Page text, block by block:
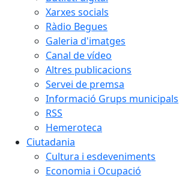
Xarxes socials
Ràdio Begues
Galeria d'imatges
Canal de vídeo
Altres publicacions
Servei de premsa
Informació Grups municipals
RSS
Hemeroteca
Ciutadania
Cultura i esdeveniments
Economia i Ocupació